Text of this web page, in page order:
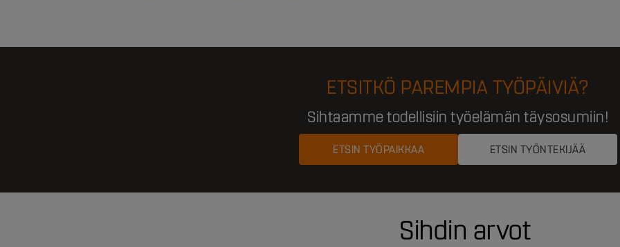
ETSITKÖ PAREMPIA TYÖPÄIVIÄ?
Sihtaamme todellisiin työelämän täysosumiin!
ETSIN TYÖPAIKKAA ETSIN TYÖNTEKIJÄÄ
Sihdin arvot